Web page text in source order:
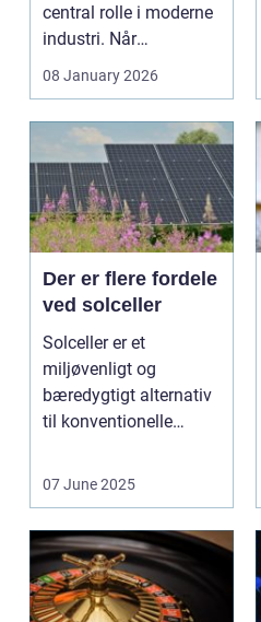
central rolle i moderne
industri. Når
trykbærende u...
08 January 2026
Der er flere fordele
ved solceller
Solceller er et
miljøvenligt og
bæredygtigt alternativ
til konventionelle
07 June 2025